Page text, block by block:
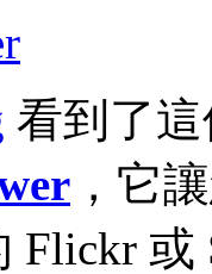
看到了
，它
Flickr 或